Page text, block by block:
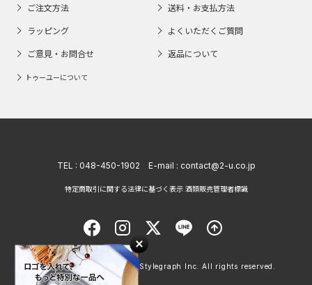
ご注文方法 送料・お支払方法
ラッピング よくいただくご質問
ご意見・お問合せ 返品について
トゥーユーについて
TEL : 048-450-1902 E-mail : contact@2-u.co.jp
特定商取引に関する法律に基づく表示 酒類販売管理者標識
Copyright © 1998 - 2026 Stylegraph Inc. All rights reserved.